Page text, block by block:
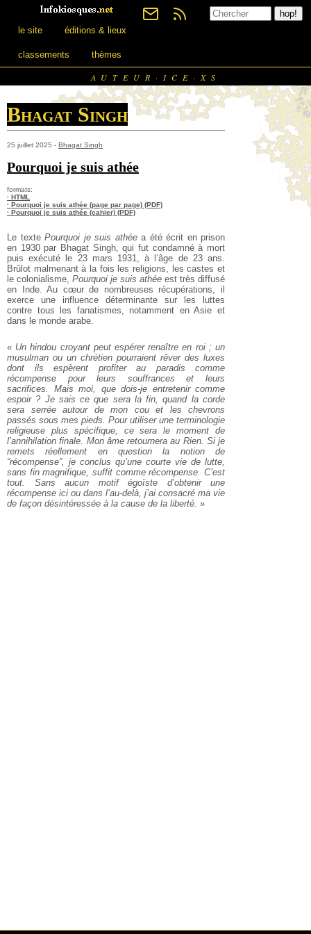
le site éditions & lieux
classements thèmes
AUTEUR·ICE·XS
Bhagat Singh
25 juillet 2025 - Bhagat Singh
Pourquoi je suis athée
formats:
· HTML
· Pourquoi je suis athée (page par page) (PDF)
· Pourquoi je suis athée (cahier) (PDF)
Le texte Pourquoi je suis athéea été écrit en prison
en 1930 par Bhagat Singh, qui fut condamné à mort
puis exécuté le 23 mars 1931, à l’âge de 23 ans.
Brûlot malmenant à la fois les religions, les castes et
le colonialisme, Pourquoi je suis athée est très diffusé
en Inde. Au cœur de nombreuses récupérations, il
exerce une influence déterminante sur les luttes
contre tous les fanatismes, notamment en Asie et
dans le monde arabe.
« Un hindou croyant peut espérer renaître en roi ; un
musulman ou un chrétien pourraient rêver des luxes
dont ils espèrent profiter au paradis comme
récompense pour leurs souffrances et leurs
sacrifices. Mais moi, que dois-je entretenir comme
espoir ? Je sais ce que sera la fin, quand la corde
sera serrée autour de mon cou et les chevrons
passés sous mes pieds. Pour utiliser une terminologie
religieuse plus spécifique, ce sera le moment de
l’annihilation finale. Mon âme retournera au Rien. Si je
remets réellement en question la notion de
“récompense”, je conclus qu’une courte vie de lutte,
sans fin magnifique, suffit comme récompense. C’est
tout. Sans aucun motif égoïste d’obtenir une
récompense ici ou dans l’au-delà, j’ai consacré ma vie
de façon désintéressée à la cause de la liberté. »